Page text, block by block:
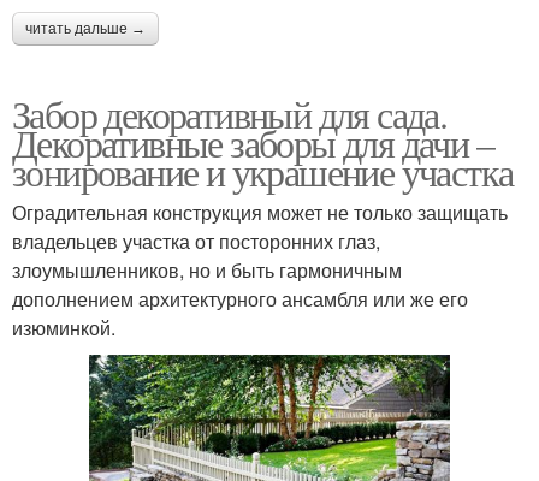
читать дальше →
Забор декоративный для сада.
Декоративные заборы для дачи –
зонирование и украшение участка
Оградительная конструкция может не только защищать
владельцев участка от посторонних глаз,
злоумышленников, но и быть гармоничным
дополнением архитектурного ансамбля или же его
изюминкой.